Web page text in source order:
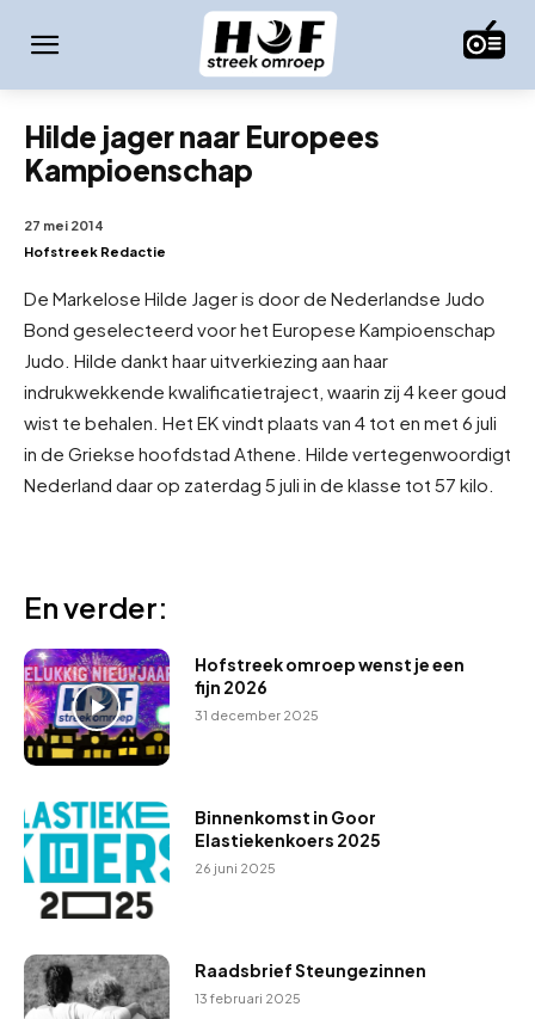
Hilde jager naar Europees
Kampioenschap
27 mei 2014
Hofstreek Redactie
De Markelose Hilde Jager is door de Nederlandse Judo
Bond geselecteerd voor het Europese Kampioenschap
Judo. Hilde dankt haar uitverkiezing aan haar
indrukwekkende kwalificatietraject, waarin zij 4 keer goud
wist te behalen. Het EK vindt plaats van 4 tot en met 6 juli
in de Griekse hoofdstad Athene. Hilde vertegenwoordigt
Nederland daar op zaterdag 5 juli in de klasse tot 57 kilo.
En verder:
Hofstreek omroep wenst je een
fijn 2026
31 december 2025
Binnenkomst in Goor
Elastiekenkoers 2025
26 juni 2025
Raadsbrief Steungezinnen
13 februari 2025